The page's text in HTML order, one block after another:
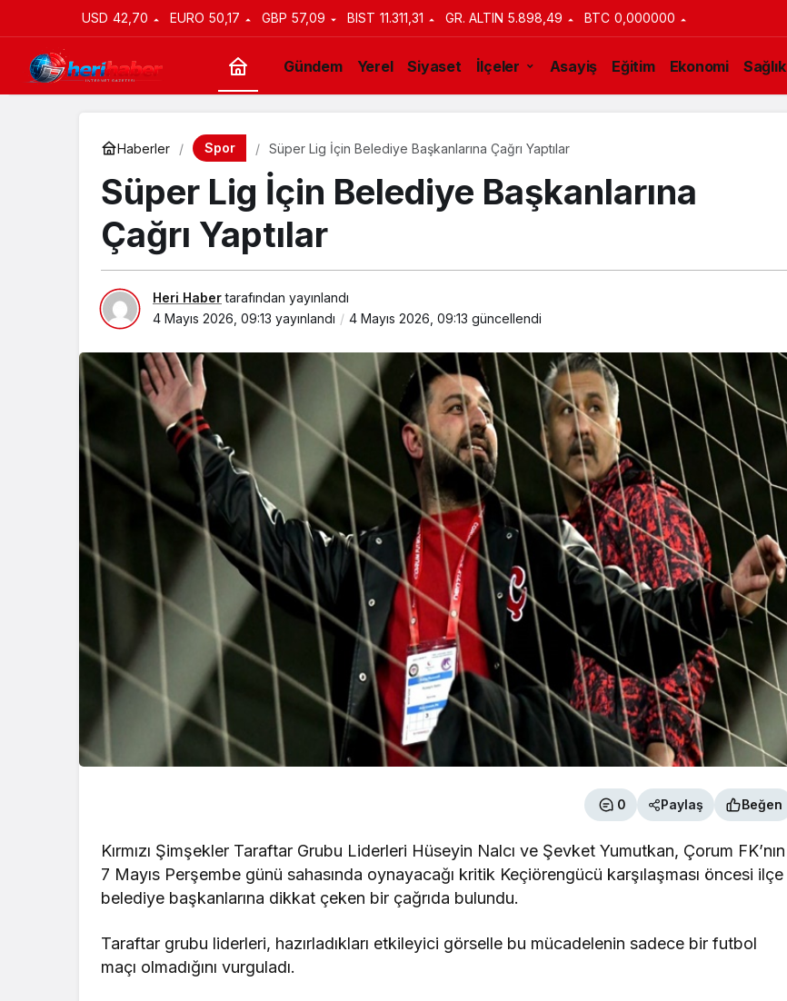
USD 42,70 EURO 50,17 GBP 57,09 BIST 11.311,31 GR. ALTIN 5.898,49 BTC 0,000000
Gündem Yerel Siyaset İlçeler Asayiş Eğitim Ekonomi Sağlık
Haberler Spor Süper Lig İçin Belediye Başkanlarına Çağrı Yaptılar
Süper Lig İçin Belediye Başkanlarına
Çağrı Yaptılar
Heri Habertarafından yayınlandı
4 Mayıs 2026, 09:13 yayınlandı 4 Mayıs 2026, 09:13 güncellendi
0 Paylaş Beğen
Kırmızı Şimşekler Taraftar Grubu Liderleri Hüseyin Nalcı ve Şevket Yumutkan, Çorum FK’nın
7 Mayıs Perşembe günü sahasında oynayacağı kritik Keçiörengücü karşılaşması öncesi ilçe
belediye başkanlarına dikkat çeken bir çağrıda bulundu.
Taraftar grubu liderleri, hazırladıkları etkileyici görselle bu mücadelenin sadece bir futbol
maçı olmadığını vurguladı.